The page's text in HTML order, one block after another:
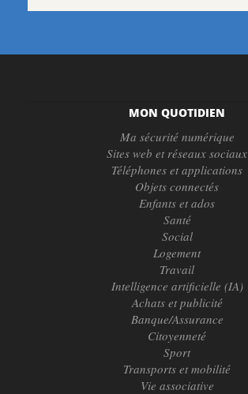
MON QUOTIDIEN
Ma sécurité numérique
Sites web et réseaux sociaux
Téléphones et applications
Objets connectés
Enfants et ados
Santé
Social
Logement
Travail
Intelligence artificielle (IA)
Achats et publicité
Banque/Assurance
Citoyenneté
Sport
Transports et mobilité
Vie associative